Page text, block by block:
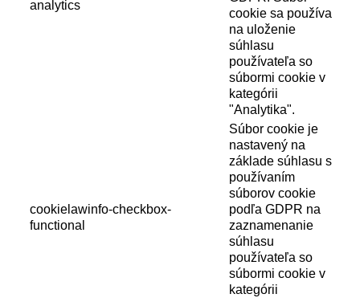
analytics
cookie sa používa
na uloženie
súhlasu
používateľa so
súbormi cookie v
kategórii
"Analytika".
cookielawinfo-checkbox-
functional
Súbor cookie je
nastavený na
základe súhlasu s
používaním
súborov cookie
podľa GDPR na
zaznamenanie
súhlasu
používateľa so
súbormi cookie v
kategórii